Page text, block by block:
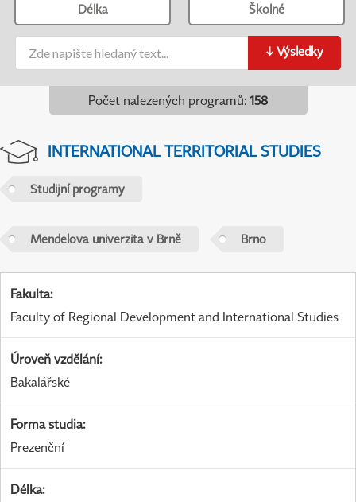
Délka Školné
↓ Výsledky
Počet nalezených programů: 158
INTERNATIONAL TERRITORIAL STUDIES
Studijní programy
Mendelova univerzita v Brně Brno
Fakulta:
Faculty of Regional Development and International Studies
Úroveň vzdělání:
Bakalářské
Forma studia:
Prezenční
Délka: